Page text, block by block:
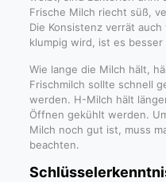
Frische Milch riecht süß,
Die Konsistenz verrät
klumpig wird, ist es
Wie lange die Milch hält,
Frischmilch sollte schnell
werden. H-Milch hält
Öffnen gekühlt werden.
Milch noch gut ist, muss
beachten.